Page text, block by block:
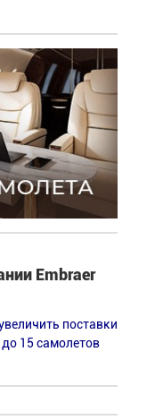
Embraer
поставки
15 самолетов